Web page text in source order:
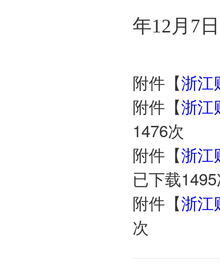
年12月7日
附件【浙江
附件【浙江
1476次
附件【浙江
已下载1495
附件【浙江
次